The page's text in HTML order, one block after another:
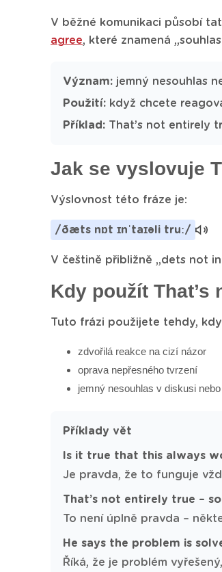
V běžné komunikaci působí
agree, které znamená
Význam: jemný nesouhlas
Použití: když chcete
Příklad: That’s not entirely
Jak se vyslovuje
Výslovnost této fráze je:
/ðæts nɒt ɪnˈtaɪəli truː/
V češtině přibližně „dets not
Kdy použít
Tuto frázi použijete tehdy,
zdvořilá reakce na cizí názor
oprava nepřesného tvrzení
jemný nesouhlas v diskusi
Příklady vět
Is it true that this always
Je pravda, že to funguje
That’s not entirely true –
To není úplně pravda –
He says the problem is
Říká, že je problém